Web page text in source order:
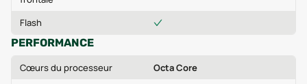
Flash
PERFORMANCE
Cœurs du processeur
Octa Core